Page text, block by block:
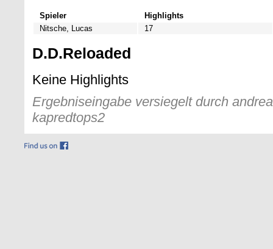
Spieler
Highlights
Nitsche, Lucas
17
D.D.Reloaded
Keine Highlights
Ergebniseingabe versiegelt durch
kapredtops2